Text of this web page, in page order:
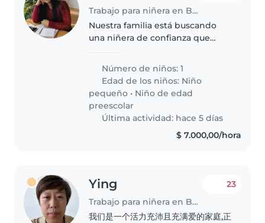
Trabajo para niñera en Buenos Aires
Nuestra familia está buscando
una niñera de confianza que
que esté cómodo con las
mascotas y pueda ayudar con
algunas..
Número de niños: 1
Edad de los niños: Niño
pequeño • Niño de edad
preescolar
Última actividad: hace 5 días
$ 7.000,00/hora
Ying
Trabajo para niñera en Buenos Aires
23
我们是一个活力充沛且充满爱的家庭,正